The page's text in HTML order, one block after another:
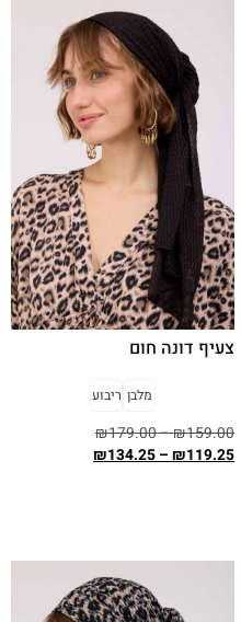
צעיף דונה חום
מלבן ריבוע
₪159.00
–
₪179.00
₪119.25
–
₪134.25